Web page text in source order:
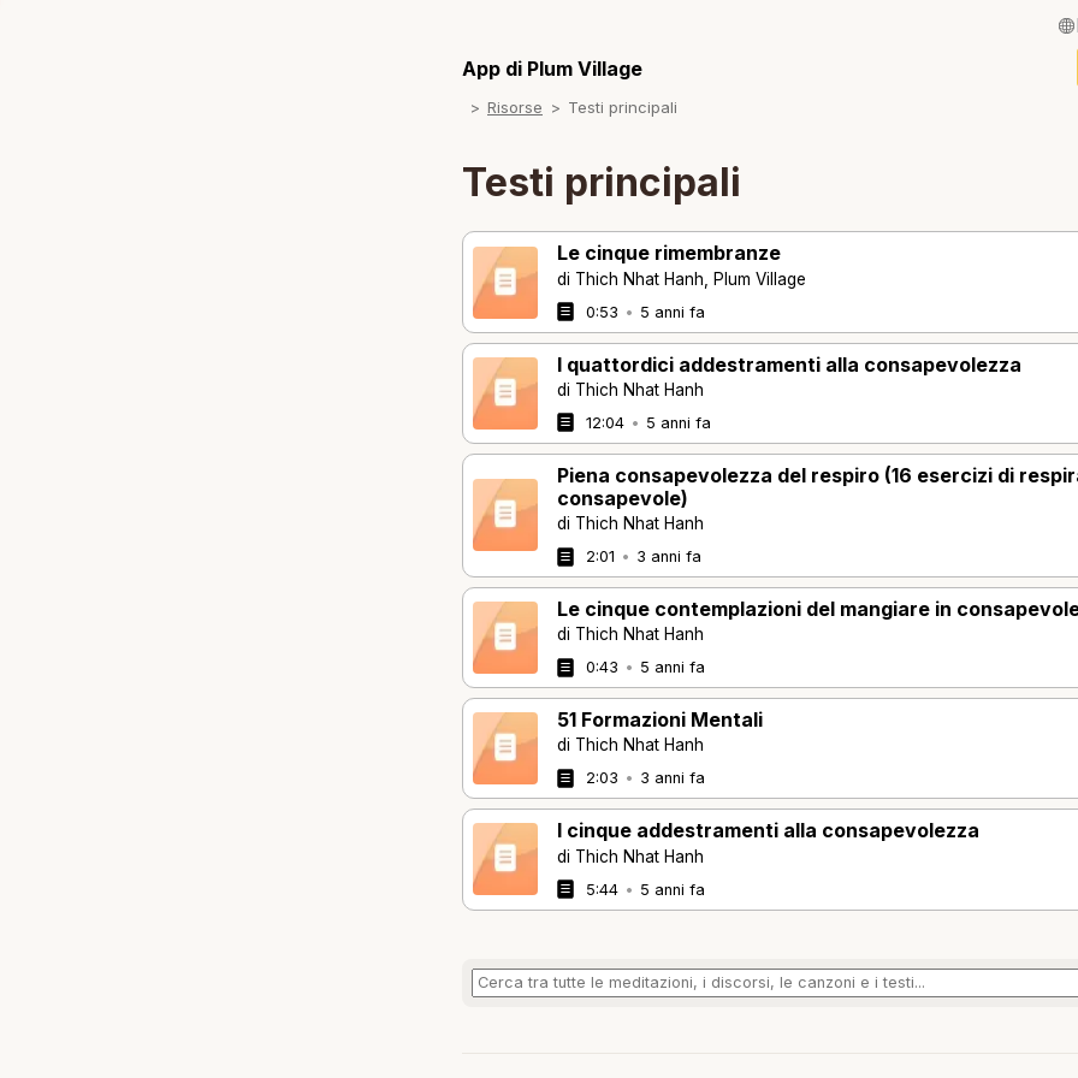
ภาษาไทย /
App di Plum Village
Risorse Testi principali
Testi principali
Le cinque rimembranze
di Thich Nhat Hanh, Plum Village
0:53 • 5 anni fa
I quattordici addestramenti alla consapevolezza
di Thich Nhat Hanh
12:04 • 5 anni fa
Piena consapevolezza del respiro (16 esercizi di
consapevole)
di Thich Nhat Hanh
2:01 • 3 anni fa
Le cinque contemplazioni del mangiare in
di Thich Nhat Hanh
0:43 • 5 anni fa
51 Formazioni Mentali
di Thich Nhat Hanh
2:03 • 3 anni fa
I cinque addestramenti alla consapevolezza
di Thich Nhat Hanh
5:44 • 5 anni fa